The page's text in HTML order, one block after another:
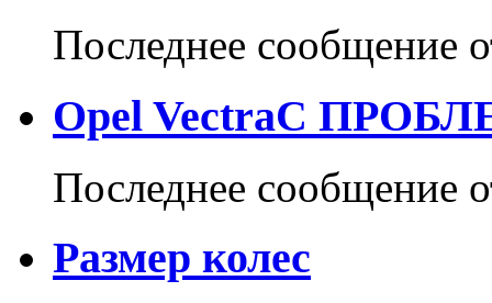
Последнее сообщение
Opel VectraC
Последнее сообщение
Размер колес